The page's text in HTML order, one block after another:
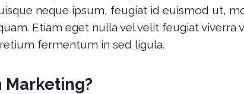
neque ipsum, feugiat id euismod ut,
Etiam eget nulla vel velit feugiat viverra
fermentum in sed ligula.
Marketing?